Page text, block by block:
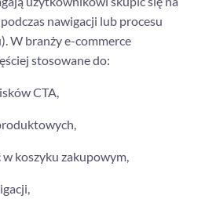
nawigacji lub procesu
W branży e-commerce
stosowane do:
CTA,
koszyku zakupowym,